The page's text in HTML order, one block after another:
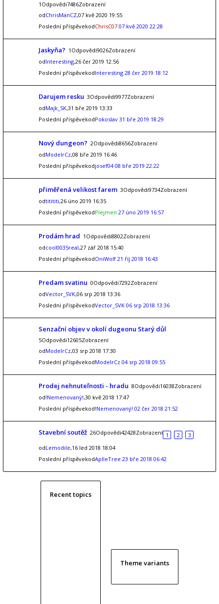
1Odpovědi7486Zobrazení
odChrisManCZ,07 kvě 2020 19:55
Poslední příspěvekodChrisC07 07 kvě 2020 22:28
Jaskyňa? 1Odpovědi9026Zobrazení
odInteresting,26 čer 2019 12:56
Poslední příspěvekodInteresting 28 čer 2019 18:12
Darujem resku 3Odpovědi9977Zobrazení
odMajk_SK,31 bře 2019 13:33
Poslední příspěvekodPokoslav 31 bře 2019 18:29
Nový dungeon? 2Odpovědi8656Zobrazení
odModelrCz,08 bře 2019 16:46
Poslední příspěvekodjosef04 08 bře 2019 22:22
přiměřená velikost farem 3Odpovědi9734Zobrazení
odtitititi,26 úno 2019 16:35
Poslední příspěvekodPlejmen 27 úno 2019 16:57
Prodám hrad 1Odpovědi8802Zobrazení
odcool0035real,27 zář 2018 15:40
Poslední příspěvekodOniWolf 21 říj 2018 16:43
Predam svatinu 0Odpovědi7292Zobrazení
odVector_SVK,06 srp 2018 13:36
Poslední příspěvekodVector_SVK 06 srp 2018 13:36
Senzační objev v okolí dugeonu Starý důl
5Odpovědi12605Zobrazení
odModelrCz,03 srp 2018 17:30
Poslední příspěvekodModelrCz 04 srp 2018 09:55
Prodej nehnuteľnosti - hradu 8Odpovědi16038Zobrazení
od!Nemenovaný!,30 kvě 2018 17:47
Poslední příspěvekod!Nemenovaný! 02 čer 2018 21:52
Stavební soutěž 26Odpovědi42428Zobrazení 1 2
3
odLemodile,16 led 2018 18:04
Poslední příspěvekodAplleTree 23 bře 2018 06:42
Recent topics
Theme variants